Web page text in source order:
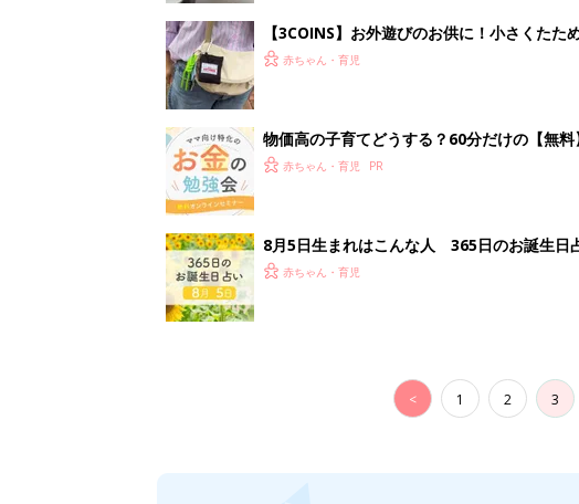
< 1 2 3